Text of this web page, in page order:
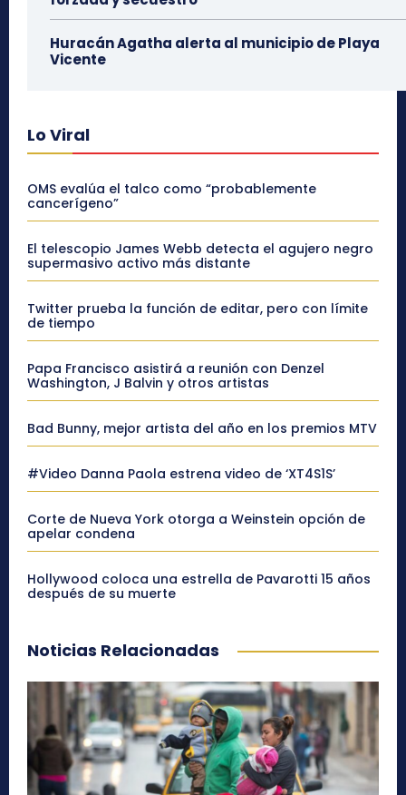
Huracán Agatha alerta al municipio de Playa
Vicente
Lo Viral
OMS evalúa el talco como “probablemente
cancerígeno”
El telescopio James Webb detecta el agujero negro
supermasivo activo más distante
Twitter prueba la función de editar, pero con límite
de tiempo
Papa Francisco asistirá a reunión con Denzel
Washington, J Balvin y otros artistas
Bad Bunny, mejor artista del año en los premios MTV
#Video Danna Paola estrena video de ‘XT4S1S’
Corte de Nueva York otorga a Weinstein opción de
apelar condena
Hollywood coloca una estrella de Pavarotti 15 años
después de su muerte
Noticias Relacionadas